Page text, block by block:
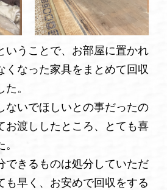
いうことで、お部屋に置かれ
くなった家具をまとめて回収
。
ないでほしいとの事だったの
お渡ししたところ、とても喜
できるものは処分していただ
も早く、お安めで回収をする